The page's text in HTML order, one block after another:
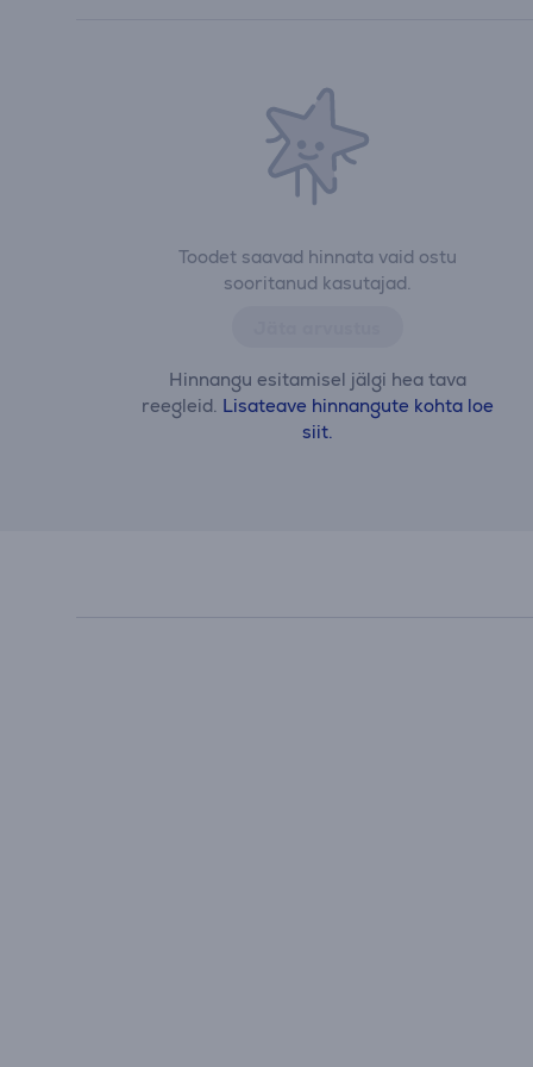
Toodet saavad hinnata vaid ostu
sooritanud kasutajad.
Hinnangu esitamisel jälgi hea tava
reegleid. Lisateave hinnangute kohta loe
siit.